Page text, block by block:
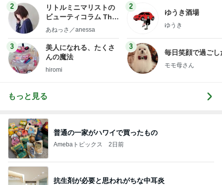
2
リトルミニマリストの
ビューティコラム The
little minimalist's bea
あねっさ／anessa
3
美人になれる、たくさ
んの魔法
hiromi
2
ゆうき酒場
ゆうき
3
毎日笑顔で過ごし
モモ母さん
もっと見る
普通の一家がハワイで買ったもの
Amebaトピックス 2日前
抗生剤が必要と思われがちな中耳炎